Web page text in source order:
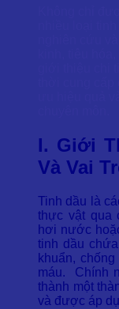
I. Giới
Và Vai
Tinh dầu là
thực vật qua
hơi nước
tinh dầu
khuẩn,
máu. Chính
thành một
và được áp